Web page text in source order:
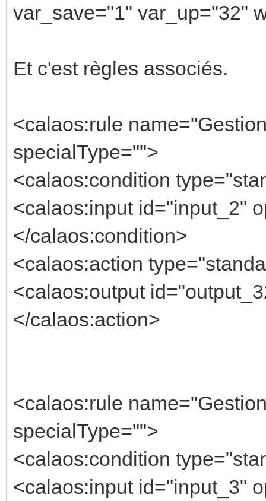
var_save="1" var_up="32"
Et c'est règles associés.
<calaos:rule
specialType="">
<calaos:condition
<calaos:input id="input_2"
</calaos:condition>
<calaos:action
<calaos:output
</calaos:action>
<calaos:rule
specialType="">
<calaos:condition
<calaos:input id="input_3"